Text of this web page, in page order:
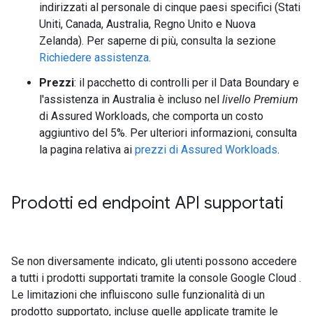
indirizzati al personale di cinque paesi specifici (Stati
Uniti, Canada, Australia, Regno Unito e Nuova
Zelanda). Per saperne di più, consulta la sezione
Richiedere assistenza.
Prezzi: il pacchetto di controlli per il Data Boundary e
l'assistenza in Australia è incluso nel livello Premium
di Assured Workloads, che comporta un costo
aggiuntivo del 5%. Per ulteriori informazioni, consulta
la pagina relativa ai prezzi di Assured Workloads.
Prodotti ed endpoint API supportati
Se non diversamente indicato, gli utenti possono accedere
a tutti i prodotti supportati tramite la console Google Cloud .
Le limitazioni che influiscono sulle funzionalità di un
prodotto supportato, incluse quelle applicate tramite le